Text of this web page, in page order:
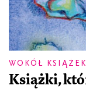
WOKÓŁ KSIĄŻEK
Książki,